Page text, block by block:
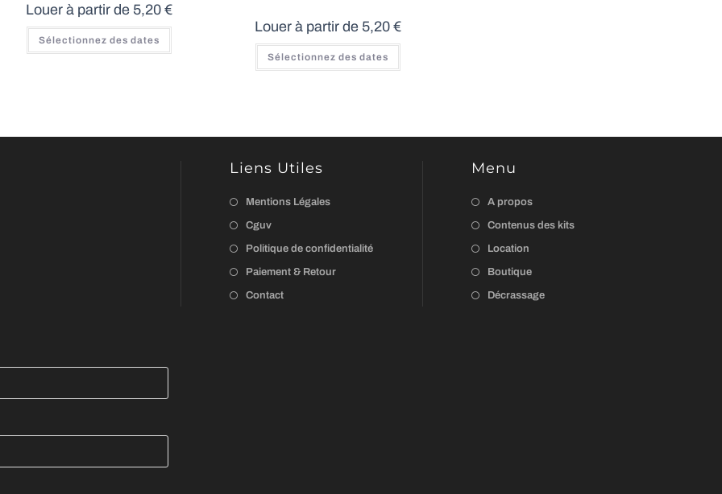
Louer à partir de 5,20€
Sélectionnez des dates
Ce
a
Louer à partir de 5,20€
Sélectionnez des dates
Liens Utiles
Mentions Légales
Cguv
Politique de confidentialité
Paiement & Retour
Contact
Menu
A propos
Contenus des kits
Location
Boutique
Décrassage